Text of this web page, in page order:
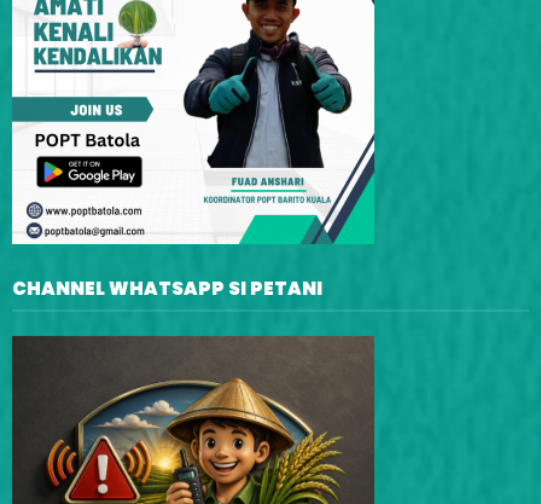
CHANNEL WHATSAPP SI PETANI